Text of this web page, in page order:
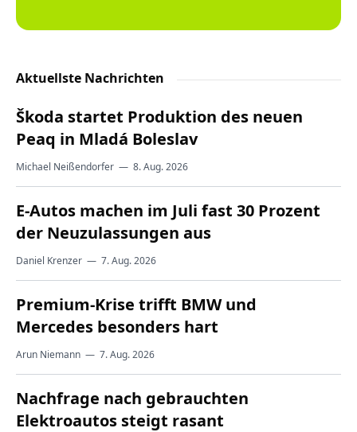
Aktuellste Nachrichten
Škoda startet Produktion des neuen
Peaq in Mladá Boleslav
Michael Neißendorfer — 8. Aug. 2026
E-Autos machen im Juli fast 30 Prozent
der Neuzulassungen aus
Daniel Krenzer — 7. Aug. 2026
Premium-Krise trifft BMW und
Mercedes besonders hart
Arun Niemann — 7. Aug. 2026
Nachfrage nach gebrauchten
Elektroautos steigt rasant